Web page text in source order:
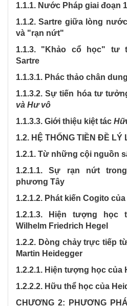
1.1.1. Nước Pháp giai đoạn
1.1.2. Sartre giữa lòng
và "rạn nứt"
1.1.3. "Khảo cổ học" tư
Sartre
1.1.3.1. Phác thảo chân
1.1.3.2. Sự tiến hóa tư
và Hư vô
1.1.3.3. Giới thiệu kiệt tác
1.2. HỆ THỐNG TIỀN ĐỀ LÝ
1.2.1. Từ những cội nguồn
1.2.1.1. Sự rạn nứt
phương Tây
1.2.1.2. Phát kiến Cogito
1.2.1.3. Hiện tượng học
Wilhelm Friedrich Hegel
1.2.2. Dòng chảy trực tiếp
Martin Heidegger
1.2.2.1. Hiện tượng học của
1.2.2.2. Hữu thể học của
CHƯƠNG 2: PHƯƠNG